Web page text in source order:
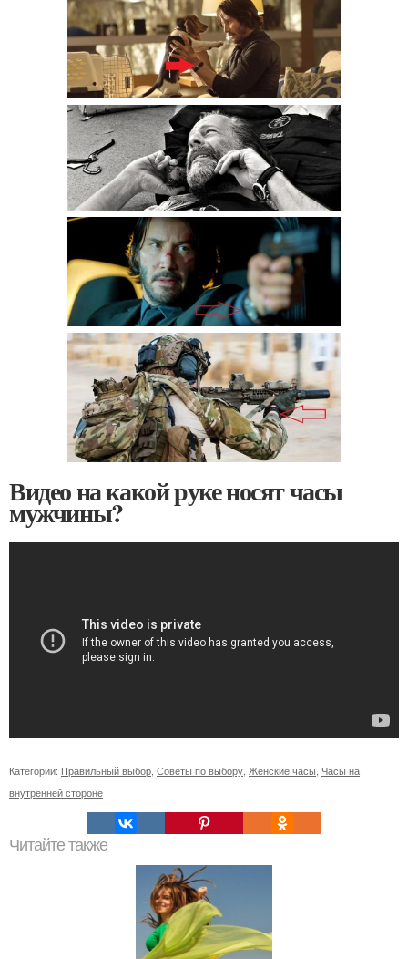
Видео на какой руке носят часы
мужчины?
Категории: Правильный выбор Советы по выбору Женские часы Часы на
внутренней стороне
Читайте также